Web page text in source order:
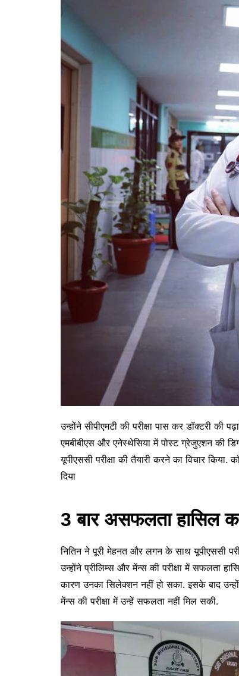
उन्होंने सीपीएमटी की परीक्षा पास कर डॉक्टरी
एमबीबीएस और एनेस्थेसिया में पोस्ट ग्रेजुएशन की
यूपीएससी परीक्षा की तैयारी करने का विचार
दिया
3 बार असफलता हासिल
नितिन ने पूरी मेहनत और लगन के साथ यूपीएससी
उन्होंने प्रीलिम्स और मेंन्स की परीक्षा में सफलता
कारण उनका सिलेक्शन नहीं हो सका. इसके बाद
मेंन्स की परीक्षा में उन्हें सफलता नहीं मिल सकी.